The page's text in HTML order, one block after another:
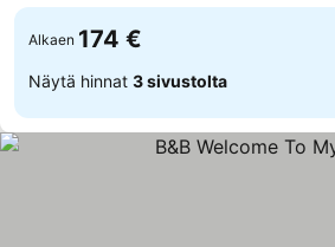
Alkaen 174 €
Näytä hinnat 3 sivustolta